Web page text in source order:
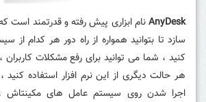
AnyDeskنام ابزاری پیش رفته و قدرتمند است
سازد تا بتوانید همواره از راه دور هر کدام از
کنید ، شما می توانید برای رفع مشکلات کاربران
هر حالت دیگری از این نرم افزار استفاده کنید ،
اجرا شدن روی سیستم عامل های مکینتاش ،